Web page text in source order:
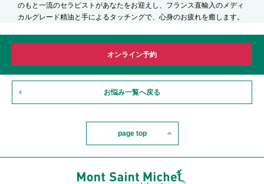
のもと一流のセラピストがあなたをお迎えし、フランス直輸入のメディ
カルグレード精油と手によるタッチングで、心身のお疲れを癒します。
オンライン予約
お悩み一覧へ戻る
page top